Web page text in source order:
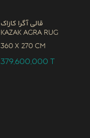
قالی آگرا کازاک
Kazak Agra Rug
360 x 270 CM
379,600,000T